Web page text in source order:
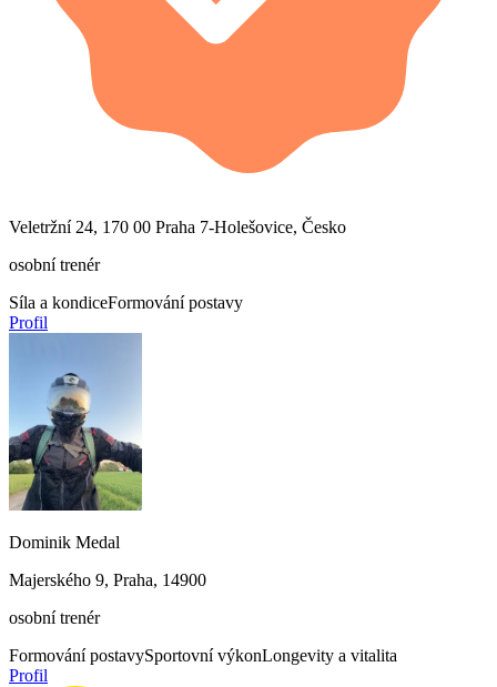
Veletržní 24, 170 00 Praha 7-Holešovice, Česko
osobní trenér
Síla a kondiceFormování postavy
Profil
Dominik Medal
Majerského 9, Praha, 14900
osobní trenér
Formování postavySportovní výkonLongevity a vitalita
Profil